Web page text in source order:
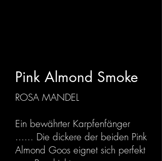
Pink Almond Smoke
ROSA MANDEL
Ein bewährter Karpfenfänger
...... Die dickere der beiden Pink
Almond Goos eignet sich perfekt